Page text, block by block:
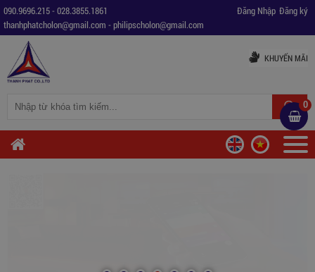
090.9696.215- 028.3855.1861
thanhphatcholon@gmail.com - philipscholon@gmail.com
Đăng ký
Đăng Nhập
KHUYẾN MÃI
0